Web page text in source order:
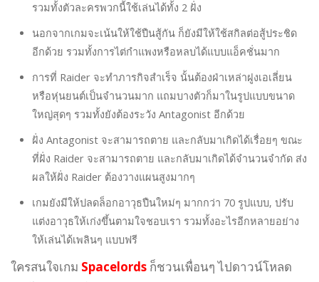
รวมทั้งตัวละครพวกนี้ใช้เล่นได้ทั้ง 2 ฝั่ง
นอกจากเกมจะเน้นให้ใช้ปืนสู้กัน ก็ยังมีให้ใช้สกิลต่อสู้ประชิด
อีกด้วย รวมทั้งการไต่กำแพงหรือหลบได้แบบแอ็คชั่นมาก
การที่ Raider จะทำภารกิจสำเร็จ นั้นต้องฝ่าเหล่าฝูงเอเลี่ยน
หรือหุ่นยนต์เป็นจำนวนมาก แถมบางตัวก็มาในรูปแบบขนาด
ใหญ่สุดๆ รวมทั้งยังต้องระวัง Antagonist อีกด้วย
ฝั่ง Antagonist จะสามารถตาย และกลับมาเกิดได้เรื่อยๆ ขณะ
ที่ฝั่ง Raider จะสามารถตาย และกลับมาเกิดได้จำนวนจำกัด ส่ง
ผลให้ฝั่ง Raider ต้องวางแผนสูงมากๆ
เกมยังมีให้ปลดล็อกอาวุธปืนใหม่ๆ มากกว่า 70 รูปแบบ, ปรับ
แต่งอาวุธให้เก่งขึ้นตามใจชอบเรา รวมทั้งอะไรอีกหลายอย่าง
ให้เล่นได้เพลินๆ แบบฟรี
ใครสนใจเกม Spacelords ก็ชวนเพื่อนๆ ไปดาวน์โหลด